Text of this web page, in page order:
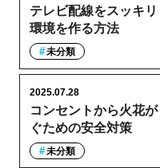
テレビ配線をスッキ
環境を作る方法
未分類
コンセントから火花
ぐための安全対策
2025.07.28
未分類